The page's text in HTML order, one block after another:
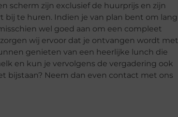
scherm zijn exclusief de huurprijs en zijn
bij te huren. Indien je van plan bent om lang
wel goed aan om een compleet
wij ervoor dat je ontvangen wordt met
genieten van een heerlijke lunch die
en kun je vervolgens de vergadering ook
bijstaan? Neem dan even contact met ons